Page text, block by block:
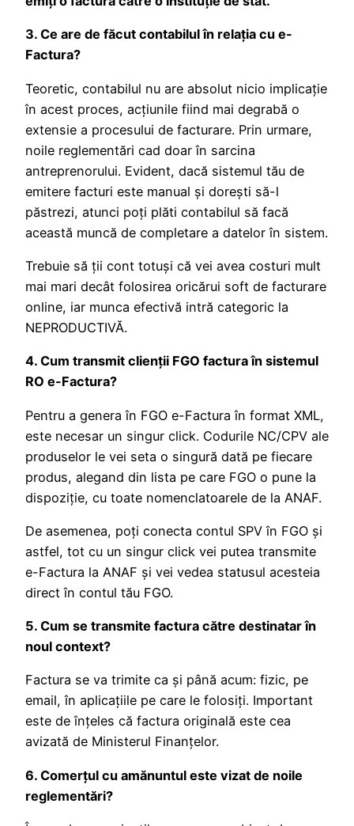
3. Ce are de făcut contabilul în relația cu e-
Factura?
Teoretic, contabilul nu are absolut nicio implicație
în acest proces, acțiunile fiind mai degrabă o
extensie a procesului de facturare. Prin urmare,
noile reglementări cad doar în sarcina
antreprenorului. Evident, dacă sistemul tău de
emitere facturi este manual și dorești să-l
păstrezi, atunci poți plăti contabilul să facă
această muncă de completare a datelor în sistem.
Trebuie să ții cont totuși că vei avea costuri mult
mai mari decât folosirea oricărui soft de facturare
online, iar munca efectivă intră categoric la
NEPRODUCTIVĂ.
4. Cum transmit clienții FGO factura în sistemul
RO e-Factura?
Pentru a genera în FGO e-Factura în format XML,
este necesar un singur click. Codurile NC/CPV ale
produselor le vei seta o singură dată pe fiecare
produs, alegand din lista pe care FGO o pune la
dispoziție, cu toate nomenclatoarele de la ANAF.
De asemenea, poți conecta contul SPV în FGO și
astfel, tot cu un singur click vei putea transmite
e-Factura la ANAF și vei vedea statusul acesteia
direct în contul tău FGO.
5. Cum se transmite factura către destinatar în
noul context?
Factura se va trimite ca și până acum: fizic, pe
email, în aplicațiile pe care le folosiți. Important
este de înțeles că factura originală este cea
avizată de Ministerul Finanțelor.
6. Comerțul cu amănuntul este vizat de noile
reglementări?